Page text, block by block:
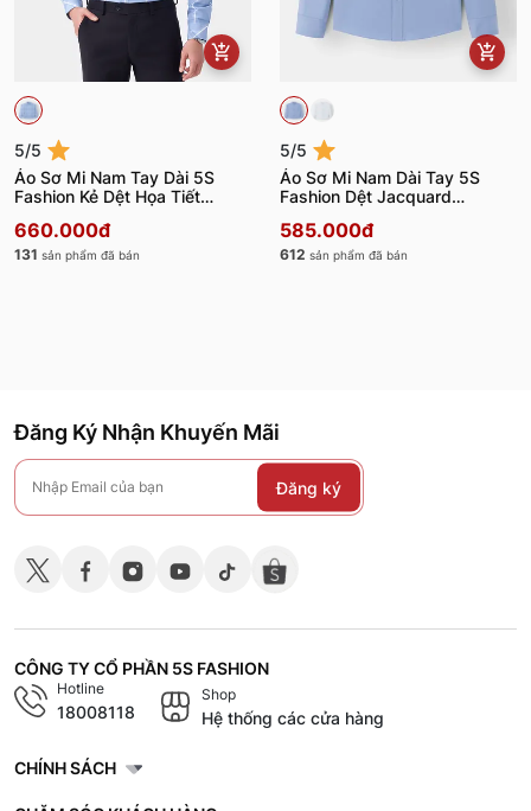
5/5
Áo Sơ Mi Nam Tay Dài 5S
Fashion Kẻ Dệt Họa Tiết
660.000đ
131 sản phẩm đã bán
5/5
Áo Sơ Mi Nam Dài Tay 5S
Fashion Dệt Jacquard
585.000đ
612 sản phẩm đã bán
Đăng Ký Nhận Khuyến Mãi
Đăng ký
CÔNG TY CỔ PHẦN 5S FASHION
Hotline
18008118
Shop
Hệ thống các cửa hàng
CHÍNH SÁCH